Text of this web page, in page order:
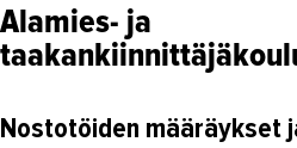
Alamies- ja
Nostotöiden määräykset